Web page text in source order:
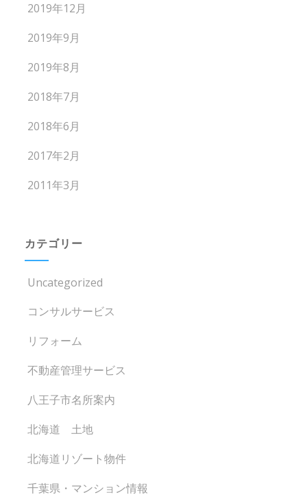
2019年12月
2019年9月
2019年8月
2018年7月
2018年6月
2017年2月
2011年3月
カテゴリー
Uncategorized
コンサルサービス
リフォーム
不動産管理サービス
八王子市名所案内
北海道 土地
北海道リゾート物件
千葉県・マンション情報